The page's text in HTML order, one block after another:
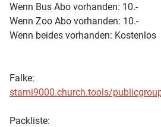
Wenn Bus Abo vorhanden: 10.-
Wenn Zoo Abo vorhanden: 10.-
Wenn beides vorhanden: Kostenlos
Falke:
stami9000.church.tools/
Packliste: